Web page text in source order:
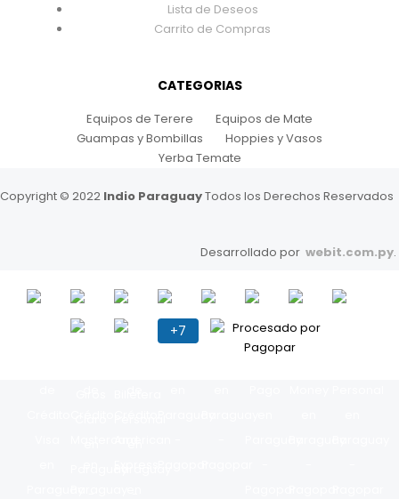
Lista de Deseos
Carrito de Compras
CATEGORIAS
Equipos de Terere
Equipos de Mate
Guampas y Bombillas
Hoppies y Vasos
Yerba Temate
Copyright © 2022 Indio ParaguayTodos los Derechos Reservados
Desarrollado por webit.com.py.